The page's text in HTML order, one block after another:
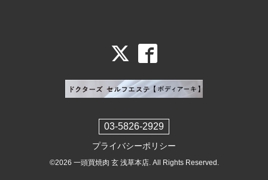
03-5826-2929
プライバシーポリシー
©2026 一頭買焼肉 玄 浅草本店. All Rights Reserved.